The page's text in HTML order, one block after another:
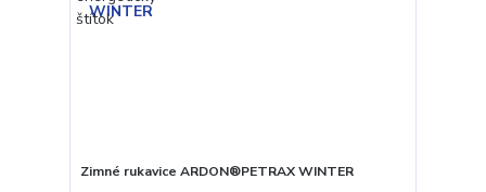
Zimné rukavice ARDON®PETRAX WINTER